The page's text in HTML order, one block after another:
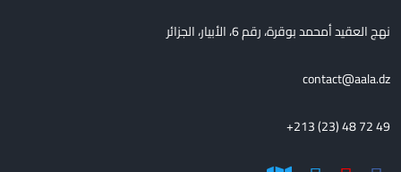
نهج العقيد أمحمد بوقرة، رقم 6، الأبيار، الجزائر
contact@aala.dz
+213 (23) 48 72 49